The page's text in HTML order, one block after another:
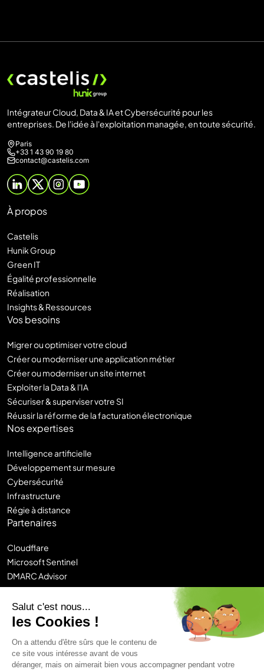
Salut c'est nous...
les Cookies !
On a attendu d'être sûrs que le contenu de
ce site vous intéresse avant de vous
déranger, mais on aimerait bien vous accompagner pendant votre
Intégrateur Cloud, Data & IA et Cybersécurité pour les
entreprises. De l'idée à l'exploitation managée, en toute sécurité.
Paris
+33 1 43 90 19 80
contact@castelis.com
À propos
Castelis
Hunik Group
Green IT
Égalité professionnelle
Réalisation
Insights & Ressources
Vos besoins
Migrer ou optimiser votre cloud
Créer ou moderniser une application métier
Créer ou moderniser un site internet
Exploiter la Data & l'IA
Sécuriser & superviser votre SI
Réussir la réforme de la facturation électronique
Nos expertises
Intelligence artificielle
Développement sur mesure
Cybersécurité
Infrastructure
Régie à distance
Partenaires
Cloudflare
Microsoft Sentinel
DMARC Advisor
Sitecore
Contentstack
Chronos
Mentions légales
Politique de confidentialité